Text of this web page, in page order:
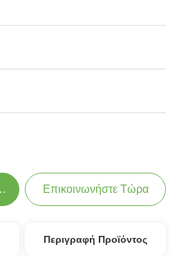
Επικοινωνήστε Τώρα
Περιγραφή Προϊόντος